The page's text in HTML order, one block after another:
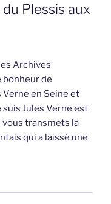
Plessis aux
Archives
bonheur de
en Seine et
suis Jules Verne est
vous transmets la
qui a laissé une